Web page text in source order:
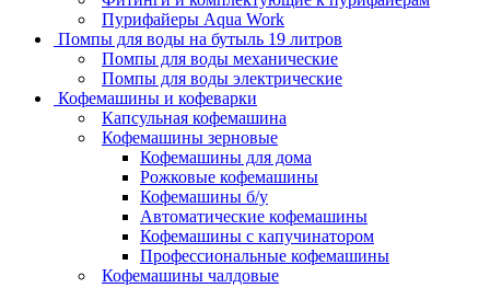
Пурифайеры Aqua Work
Помпы для воды на бутыль 19 литров
Помпы для воды механические
Помпы для воды электрические
Кофемашины и кофеварки
Капсульная кофемашина
Кофемашины зерновые
Кофемашины для дома
Рожковые кофемашины
Кофемашины б/у
Автоматические кофемашины
Кофемашины с капучинатором
Профессиональные кофемашины
Кофемашины чалдовые